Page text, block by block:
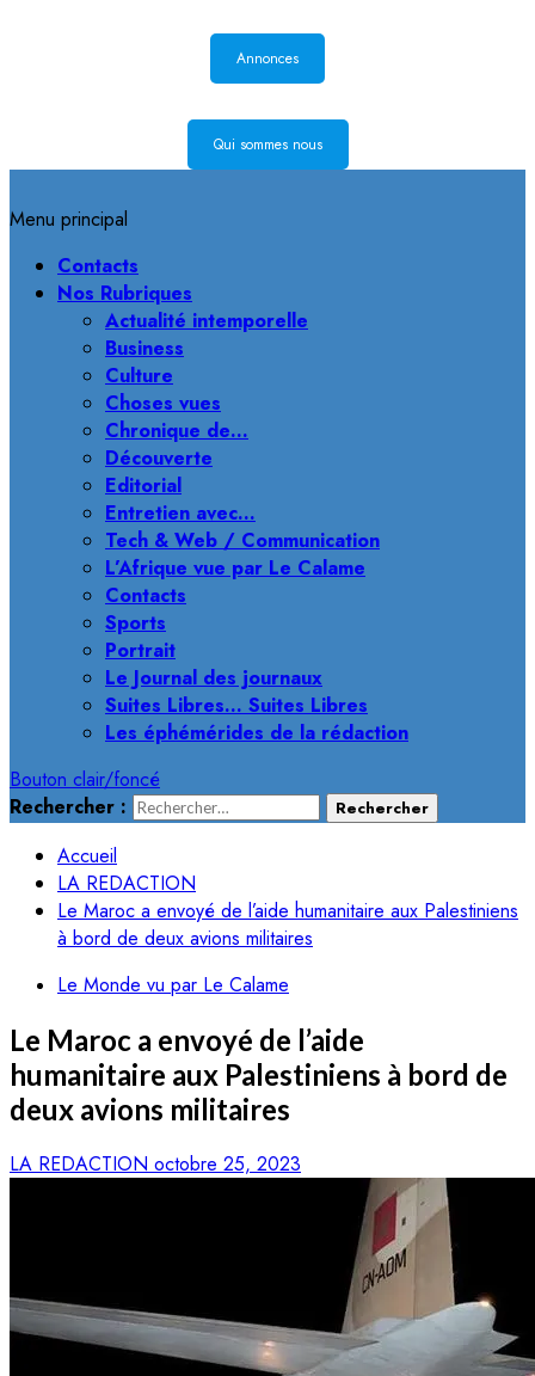
Annonces
Qui sommes nous
Menu principal
Contacts
Nos Rubriques
Actualité intemporelle
Business
Culture
Choses vues
Chronique de…
Découverte
Editorial
Entretien avec…
Tech & Web / Communication
L’Afrique vue par Le Calame
Contacts
Sports
Portrait
Le Journal des journaux
Suites Libres… Suites Libres
Les éphémérides de la rédaction
Bouton clair/foncé
Rechercher :
Accueil
LA REDACTION
Le Maroc a envoyé de l’aide humanitaire aux Palestiniens
à bord de deux avions militaires
Le Monde vu par Le Calame
Le Maroc a envoyé de l’aide
humanitaire aux Palestiniens à bord de
deux avions militaires
LA REDACTION octobre 25, 2023